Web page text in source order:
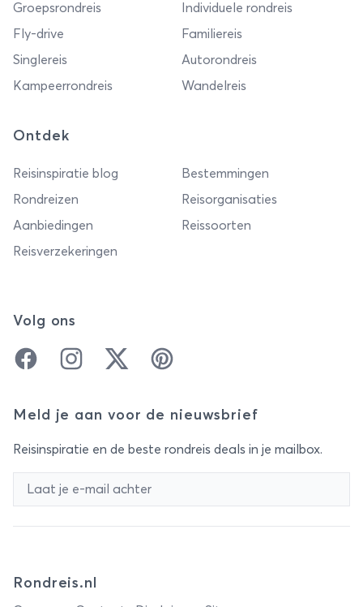
Groepsrondreis
Individuele rondreis
Fly-drive
Familiereis
Singlereis
Autorondreis
Kampeerrondreis
Wandelreis
Ontdek
Reisinspiratie blog
Bestemmingen
Rondreizen
Reisorganisaties
Aanbiedingen
Reissoorten
Reisverzekeringen
Volg ons
FacebookInstagramTwitter Pinterest
Meld je aan voor de nieuwsbrief
Reisinspiratie en de beste rondreis deals in je mailbox.
Rondreis.nl